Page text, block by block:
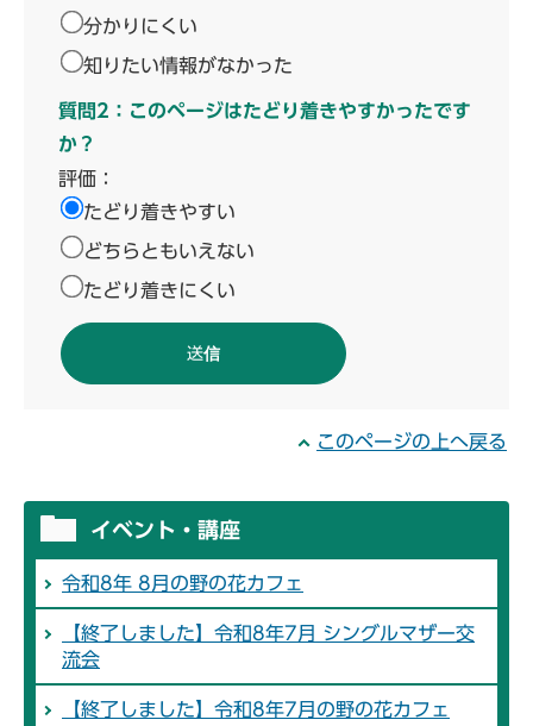
分かりにくい
知りたい情報がなかった
質問2：このページはたどり着きやすかったです
か？
評価：
たどり着きやすい
どちらともいえない
たどり着きにくい
このページの上へ戻る
イベント・講座
令和8年 8月の野の花カフェ
【終了しました】令和8年7月 シングルマザー交
流会
【終了しました】令和8年7月の野の花カフェ